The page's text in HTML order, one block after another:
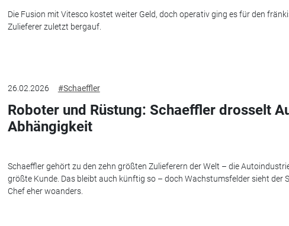
Die Fusion mit Vitesco kostet weiter Geld, doch operativ ging es für den
Zulieferer zuletzt bergauf.
26.02.2026 #Schaeffler
Roboter und Rüstung: Schaeffler drosselt
Abhängigkeit
Schaeffler gehört zu den zehn größten Zulieferern der Welt – die
größte Kunde. Das bleibt auch künftig so – doch Wachstumsfelder sieht der
Chef eher woanders.